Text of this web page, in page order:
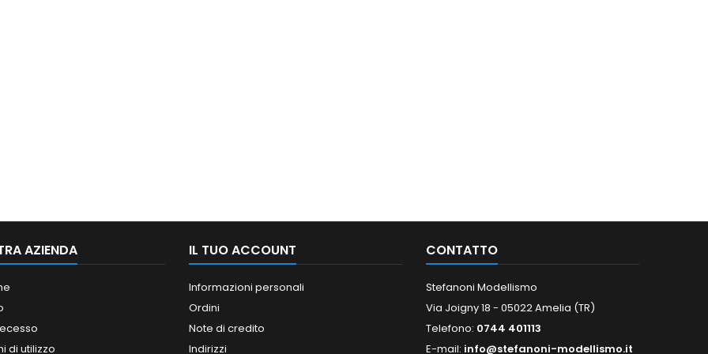
AZIENDA
di utilizzo
IL TUO ACCOUNT
Informazioni personali
Ordini
Note di credito
Indirizzi
CONTATTO
Stefanoni Modellismo
Via Joigny 18 - 05022 Amelia (TR)
Telefono: 0744 401113
E-mail: info@stefanoni-modellismo.it